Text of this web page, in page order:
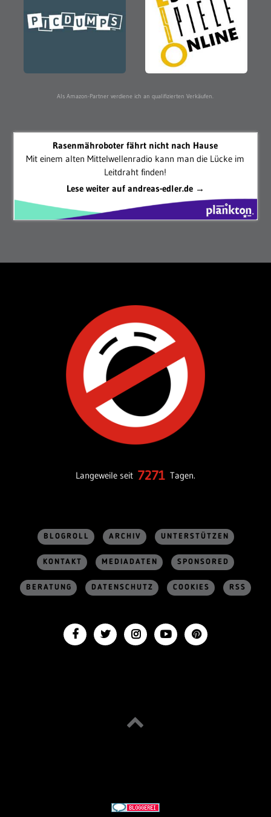
Als Amazon-Partner verdiene ich an qualifizierten Verkäufen.
Rasenmähroboter fährt nicht nach Hause
Mit einem alten Mittelwellenradio kann man die Lücke im
Leitdraht finden!
Lese weiter auf andreas-edler.de →
Langeweile seit 7271 Tagen.
BLOGROLL ARCHIV UNTERSTÜTZEN
KONTAKT MEDIADATEN SPONSORED
BERATUNG DATENSCHUTZ COOKIES RSS